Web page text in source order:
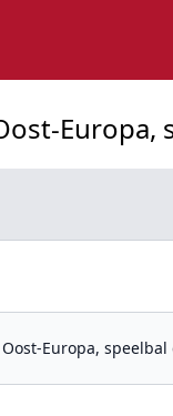
Europa,
Europa, speelbal